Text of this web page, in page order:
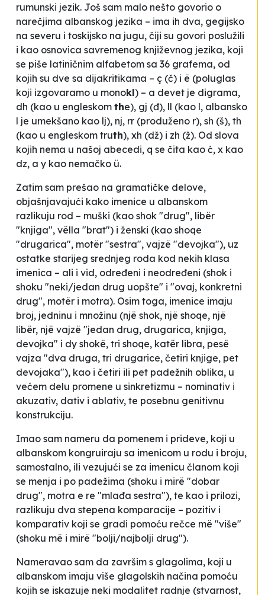
rumunski jezik. Još sam malo nešto govorio o
narečjima albanskog jezika – ima ih dva, gegijsko
na severu i toskijsko na jugu, čiji su govori poslužili
i kao osnovica savremenog književnog jezika, koji
se piše latiničnim alfabetom sa 36 grafema, od
kojih su dve sa dijakritikama – ç (č) i ë (poluglas
koji izgovaramo u monokl) – a devet je digrama,
dh (kao u engleskom the), gj (đ), ll (kao l, albansko
l je umekšano kao lj), nj, rr (produženo r), sh (š), th
(kao u engleskom truth), xh (dž) i zh (ž). Od slova
kojih nema u našoj abecedi, q se čita kao ć, x kao
dz, a y kao nemačko ü.
Zatim sam prešao na gramatičke delove,
objašnjavajući kako imenice u albanskom
razlikuju rod – muški (kao shok "drug", libër
"knjiga", vëlla "brat") i ženski (kao shoqe
"drugarica", motër "sestra", vajzë "devojka"), uz
ostatke starijeg srednjeg roda kod nekih klasa
imenica – ali i vid, određeni i neodređeni (shok i
shoku "neki/jedan drug uopšte" i "ovaj, konkretni
drug", motër i motra). Osim toga, imenice imaju
broj, jedninu i množinu (një shok, një shoqe, një
libër, një vajzë "jedan drug, drugarica, knjiga,
devojka" i dy shokë, tri shoqe, katër libra, pesë
vajza "dva druga, tri drugarice, četiri knjige, pet
devojaka"), kao i četiri ili pet padežnih oblika, u
većem delu promene u sinkretizmu – nominativ i
akuzativ, dativ i ablativ, te posebnu genitivnu
konstrukciju.
Imao sam nameru da pomenem i prideve, koji u
albanskom kongruiraju sa imenicom u rodu i broju,
samostalno, ili vezujući se za imenicu članom koji
se menja i po padežima (shoku i mirë "dobar
drug", motra e re "mlađa sestra"), te kao i prilozi,
razlikuju dva stepena komparacije – pozitiv i
komparativ koji se gradi pomoću rečce më "više"
(shoku më i mirë "bolji/najbolji drug").
Nameravao sam da završim s glagolima, koji u
albanskom imaju više glagolskih načina pomoću
kojih se iskazuje neki modalitet radnje (stvarnost,